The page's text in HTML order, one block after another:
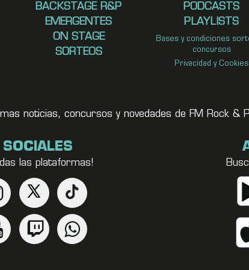
BACKSTAGE R&P
EMERGENTES
ON STAGE
SORTEOS
PODCASTS
PLAYLISTS
Bases y condiciones
concursos
Privacidad y Cookies
noticias, concursos y novedades de FM Rock &
SOCIALES
las plataformas!